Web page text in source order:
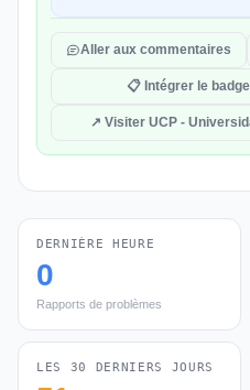
Aller aux commentaires
📋 Intégrer le
↗ Visiter UCP -
DERNIÈRE HEURE
0
Rapports de problèmes
LES 30 DERNIERS JOURS